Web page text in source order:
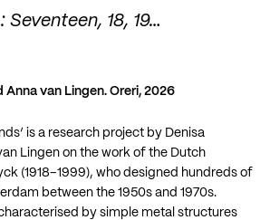
18, 19…
Anna van Lingen. Oreri, 2026
is a research project by Denisa
Lingen on the work of the Dutch
(1918–1999), who designed hundreds of
between the 1950s and 1970s.
by simple metal structures